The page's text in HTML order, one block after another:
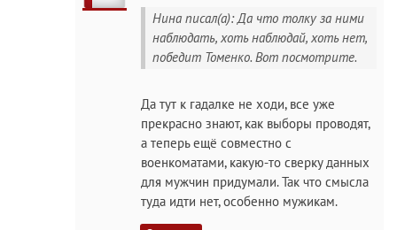
Нина писал(а): Да что толку за ними
наблюдать, хоть наблюдай, хоть нет,
победит Томенко. Вот посмотрите.
Да тут к гадалке не ходи, все уже
прекрасно знают, как выборы проводят,
а теперь ещё совместно с
военкоматами, какую-то сверку данных
для мужчин придумали. Так что смысла
туда идти нет, особенно мужикам.